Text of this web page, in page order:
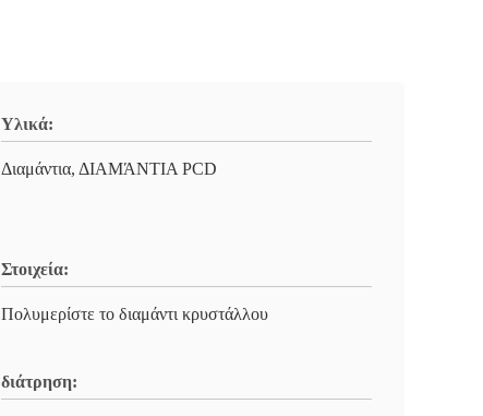
Υλικά:
Διαμάντια, ΔΙΑΜΆΝΤΙΑ PCD
Στοιχεία:
Πολυμερίστε το διαμάντι κρυστάλλου
διάτρηση: